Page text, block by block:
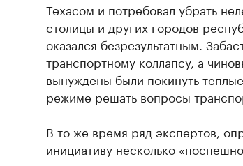
Техасом и потребовал убрать
столицы и других городов
оказался безрезультатным.
транспортному коллапсу, а
вынуждены были покинуть
режиме решать вопросы
В то же время ряд экспертов,
инициативу несколько